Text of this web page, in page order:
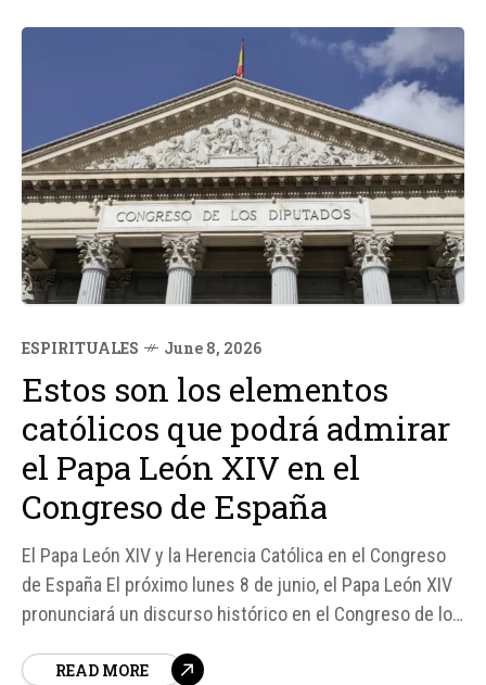
ESPIRITUALES June 8, 2026
Estos son los elementos
católicos que podrá admirar
el Papa León XIV en el
Congreso de España
El Papa León XIV y la Herencia Católica en el Congreso
de España El próximo lunes 8 de junio, el Papa León XIV
pronunciará un discurso histórico en el Congreso de los
herencia católica.
READ MORE